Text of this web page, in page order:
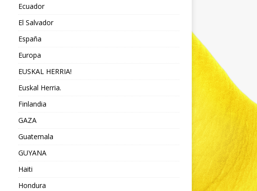
Ecuador
El Salvador
España
Europa
EUSKAL HERRIA!
Euskal Herria.
Finlandia
GAZA
Guatemala
GUYANA
Haiti
Hondura